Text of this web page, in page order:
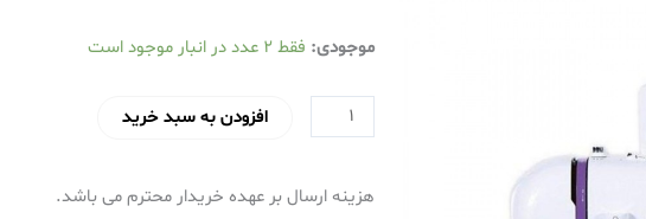
موجودی: فقط 2 عدد در انبار موجود است
چرخ
کاچیران
مدل
230
افزودن به سبد خرید
هزینه ارسال بر عهده خریدار محترم می باشد.